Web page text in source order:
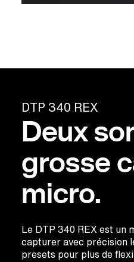
DTP 340 REX
Deux
grosse
micro.
Le DTP 340 REX est un
capturer avec précision
presets pour plus de